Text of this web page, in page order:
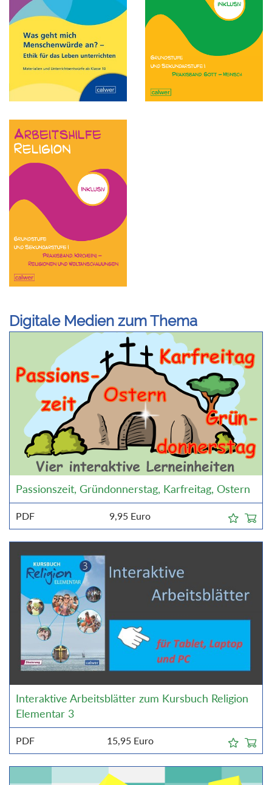
Digitale Medien zum Thema
Passionszeit, Gründonnerstag, Karfreitag, Ostern
PDF 9,95 Euro
Interaktive Arbeitsblätter zum Kursbuch Religion
Elementar 3
PDF 15,95 Euro